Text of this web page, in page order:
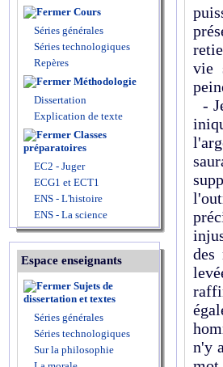
Cours
Séries générales
Séries technologiques
Repères
Méthodologie
Dissertation
Explication de texte
Classes
préparatoires
EC2 - Juger
ECG1 et ECT1
ENS - L'histoire
ENS - La science
Espace enseignants
Sujets de
dissertation et textes
Séries générales
Séries technologiques
Sur la philosophie
vie
-
des
n'y